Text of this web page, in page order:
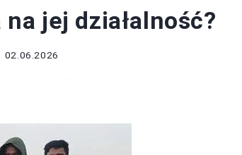
jej działalność?
02.06.2026